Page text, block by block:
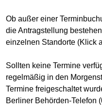
Ob außer einer
die Antragstellung
einzelnen Standorte (Klick
Sollten keine Termine
regelmäßig in den
Termine freigeschaltet
Berliner Behörden-Telefon